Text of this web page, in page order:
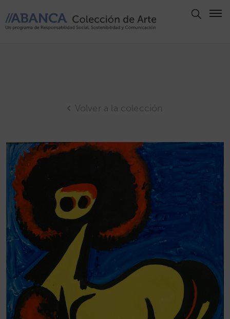
Volver a la colección
Cookies
Panel
de
Cookies
Derechos
de Autor
ABANCA